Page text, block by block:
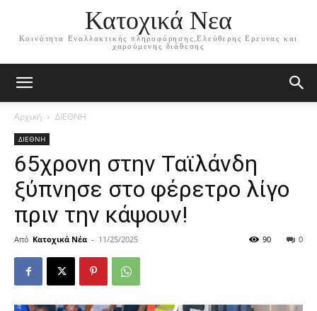
Κατοχικά Νεα
Κοινότητα Εναλλακτικής πληροφόρησης,Ελεύθερης Ερευνας και
χαρούμενης διάθεσης
Αρχική ΔΙΕΘΝΗ
ΔΙΕΘΝΗ
65χρονη στην Ταϊλάνδη
ξύπνησε στο φέρετρο λίγο
πριν την κάψουν!
Από Κατοχικά Νέα - 11/25/2025 0
90